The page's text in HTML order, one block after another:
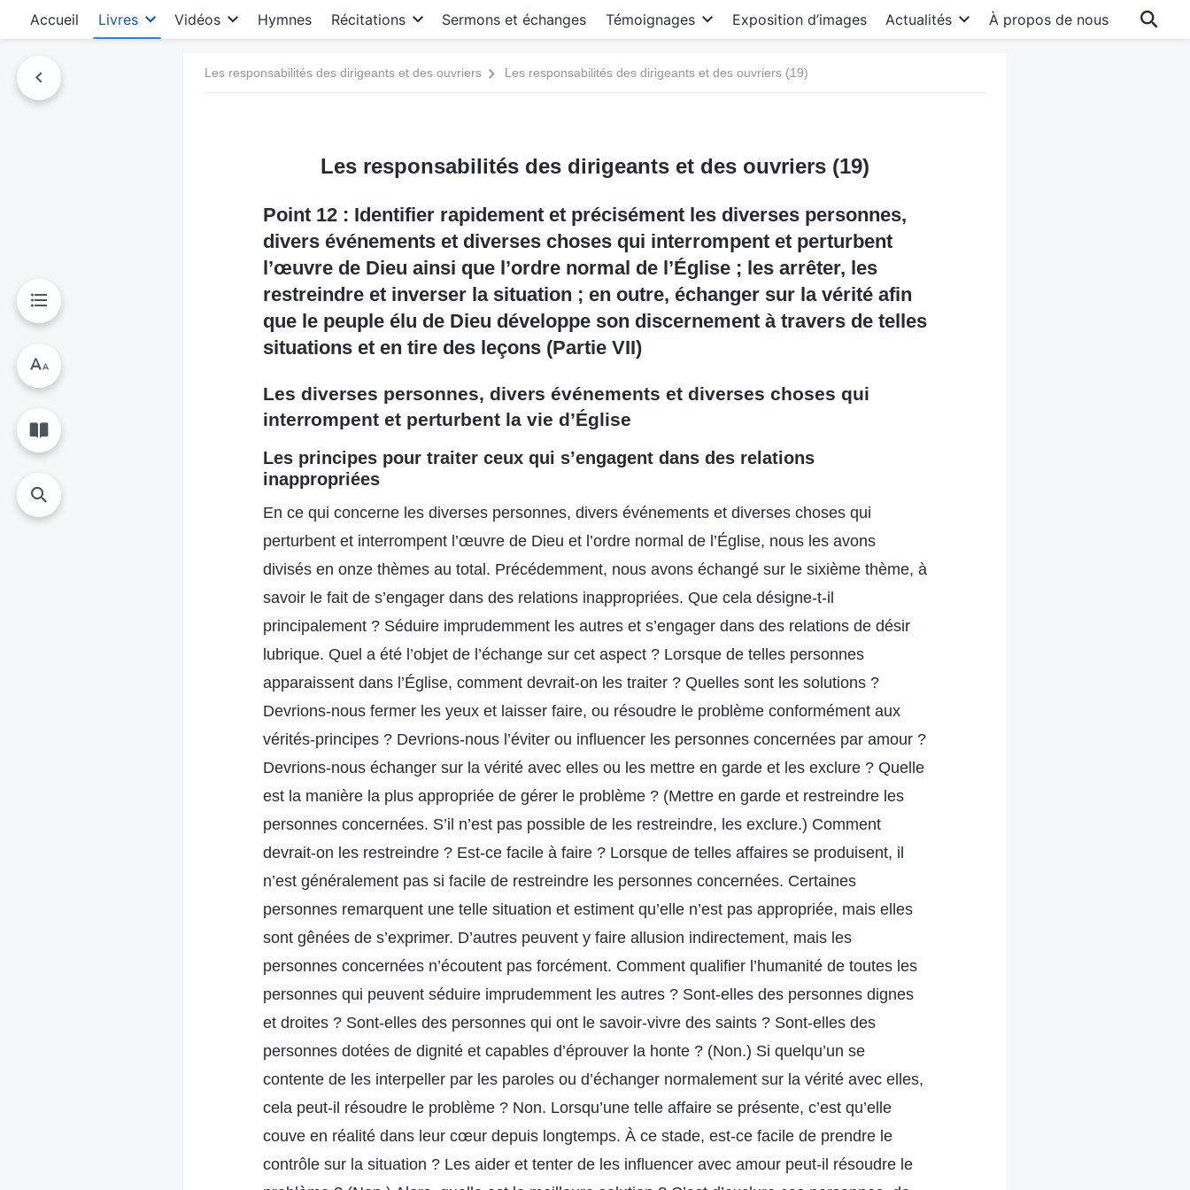
Accueil Livres Vidéos Hymnes Récitations Sermons et échanges Témoignages Exposition d’images Actualités À propos de nous
Les responsabilités des dirigeants et des ouvriers Les responsabilités des dirigeants et des ouvriers (19)
Les responsabilités des dirigeants et des ouvriers (19)
Point 12 : Identifier rapidement et précisément les diverses personnes,
divers événements et diverses choses qui interrompent et perturbent
l’œuvre de Dieu ainsi que l’ordre normal de l’Église ; les arrêter, les
restreindre et inverser la situation ; en outre, échanger sur la vérité afin
que le peuple élu de Dieu développe son discernement à travers de telles
situations et en tire des leçons (Partie VII)
Les diverses personnes, divers événements et diverses choses qui
interrompent et perturbent la vie d’Église
Les principes pour traiter ceux qui s’engagent dans des relations
inappropriées
En ce qui concerne les diverses personnes, divers événements et diverses choses qui
perturbent et interrompent l’œuvre de Dieu et l’ordre normal de l’Église, nous les avons
divisés en onze thèmes au total. Précédemment, nous avons échangé sur le sixième thème, à
savoir le fait de s’engager dans des relations inappropriées. Que cela désigne-t-il
principalement ? Séduire imprudemment les autres et s’engager dans des relations de désir
lubrique. Quel a été l’objet de l’échange sur cet aspect ? Lorsque de telles personnes
apparaissent dans l’Église, comment devrait-on les traiter ? Quelles sont les solutions ?
Devrions-nous fermer les yeux et laisser faire, ou résoudre le problème conformément aux
vérités-principes ? Devrions-nous l’éviter ou influencer les personnes concernées par amour ?
Devrions-nous échanger sur la vérité avec elles ou les mettre en garde et les exclure ? Quelle
est la manière la plus appropriée de gérer le problème ? (Mettre en garde et restreindre les
personnes concernées. S’il n’est pas possible de les restreindre, les exclure.) Comment
devrait-on les restreindre ? Est-ce facile à faire ? Lorsque de telles affaires se produisent, il
n’est généralement pas si facile de restreindre les personnes concernées. Certaines
personnes remarquent une telle situation et estiment qu’elle n’est pas appropriée, mais elles
sont gênées de s’exprimer. D’autres peuvent y faire allusion indirectement, mais les
personnes concernées n’écoutent pas forcément. Comment qualifier l’humanité de toutes les
personnes qui peuvent séduire imprudemment les autres ? Sont-elles des personnes dignes
et droites ? Sont-elles des personnes qui ont le savoir-vivre des saints ? Sont-elles des
personnes dotées de dignité et capables d’éprouver la honte ? (Non.) Si quelqu’un se
contente de les interpeller par les paroles ou d’échanger normalement sur la vérité avec elles,
cela peut-il résoudre le problème ? Non. Lorsqu’une telle affaire se présente, c’est qu’elle
couve en réalité dans leur cœur depuis longtemps. À ce stade, est-ce facile de prendre le
contrôle sur la situation ? Les aider et tenter de les influencer avec amour peut-il résoudre le